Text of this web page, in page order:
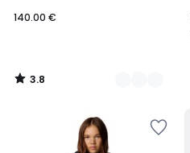
140.00 €
3.8
/